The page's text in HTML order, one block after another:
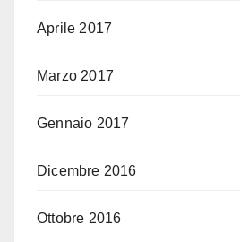
Aprile 2017
Marzo 2017
Gennaio 2017
Dicembre 2016
Ottobre 2016